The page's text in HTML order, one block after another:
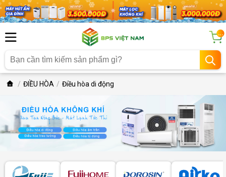
...
ĐIỀU HÒA Điều hòa di động